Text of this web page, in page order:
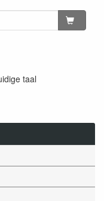
taal